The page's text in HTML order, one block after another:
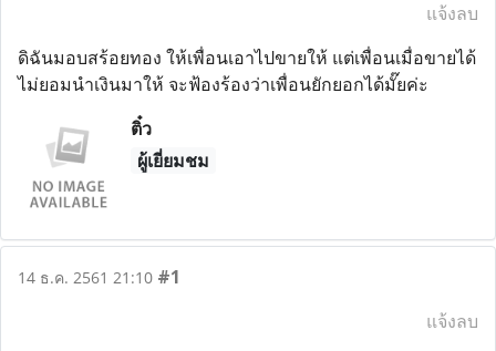
แจ้งลบ
ดิฉันมอบสร้อยทอง ให้เพื่อนเอาไปขายให้ แต่เพื่อนเมื่อขายได้
ไม่ยอมนำเงินมาให้ จะฟ้องร้องว่าเพื่อนยักยอกได้มั๊ยค่ะ
ติ๋ว
ผู้เยี่ยมชม
14 ธ.ค. 2561 21:10 #1
แจ้งลบ